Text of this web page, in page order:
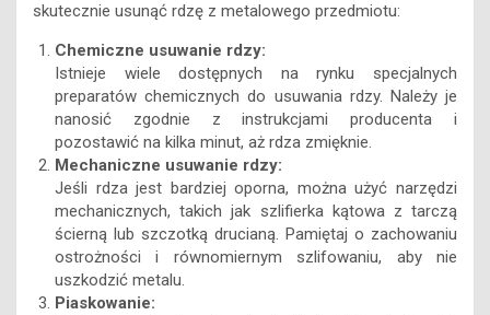
skutecznie usunąć rdzę z metalowego przedmiotu:
Chemiczne usuwanie rdzy:
Istnieje wiele dostępnych na rynku specjalnych
preparatów chemicznych do usuwania rdzy. Należy je
nanosić zgodnie z instrukcjami producenta i
pozostawić na kilka minut, aż rdza zmięknie.
Mechaniczne usuwanie rdzy:
Jeśli rdza jest bardziej oporna, można użyć narzędzi
mechanicznych, takich jak szlifierka kątowa z tarczą
ścierną lub szczotką drucianą. Pamiętaj o zachowaniu
ostrożności i równomiernym szlifowaniu, aby nie
uszkodzić metalu.
Piaskowanie: